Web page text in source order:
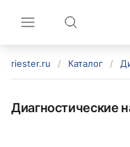
riester.ru / Каталог /
Диагностические